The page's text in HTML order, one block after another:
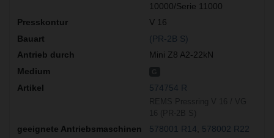
10000/Serie 11000
V 16
(PR-2B S)
Mini Z8 A2-22kN
574754 R
578001 R14
578002 R22